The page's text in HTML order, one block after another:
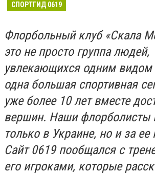
СПОРТГИД 0619
Флорбольный клуб «Скала
это не просто группа людей,
увлекающихся одним видом
одна большая спортивная
уже более 10 лет вместе
вершин. Наши флорболисты
только в Украине, но и за
Сайт 0619 пообщался с
его игроками, которые